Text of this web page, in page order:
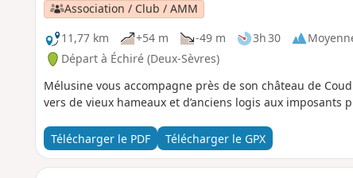
Association / Club / AMM
11,77 km
+54 m -49 m 3h 30
Départ à Échiré (Deux-Sèvres)
Mélusine vous accompagne près de son château de
vers de vieux hameaux et d’anciens logis aux imposants
Télécharger le PDF Télécharger le GPX